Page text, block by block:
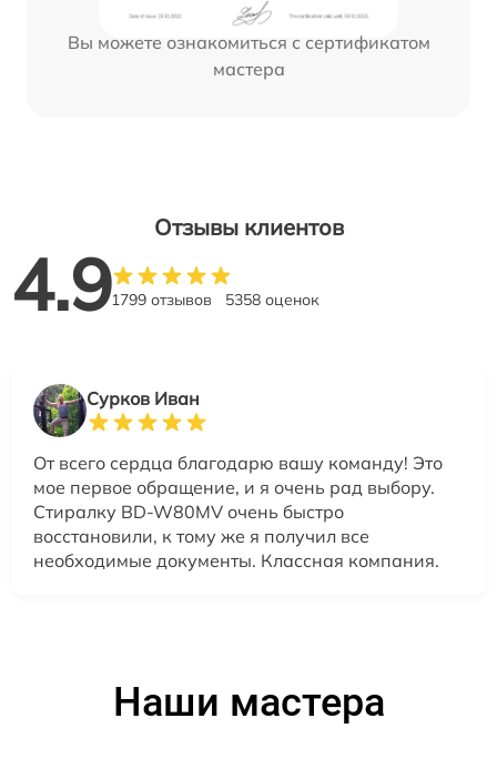
Вы можете ознакомиться с сертификатом
мастера
Отзывы клиентов
4.91799 отзывов 5358 оценок
Сурков Иван
От всего сердца благодарю вашу команду! Это
мое первое обращение, и я очень рад выбору.
Стиралку BD-W80MV очень быстро
восстановили, к тому же я получил все
необходимые документы. Классная компания.
Наши мастера